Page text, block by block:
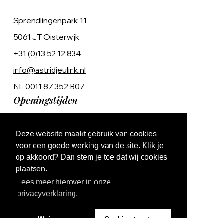
Deze website maakt gebruik van cookies
voor een goede werking van de site. Klik je
op akkoord? Dan stem je toe dat wij cookies
plaatsen.
Lees meer hierover in onze
privacyverklaring.
Sprendlingenpark 11
5061 JT Oisterwijk
+31 (0)13 52 12 834
info@astridjeulink.nl
NL 0011 87 352 B07
Openingstijden
Ma t/m Vr 9:00 - 17:00
Website by The Cre8ion.Lab